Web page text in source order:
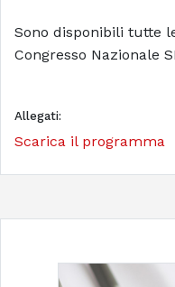
Sono disponibili tutte
Congresso Nazionale
Allegati:
Scarica il programma